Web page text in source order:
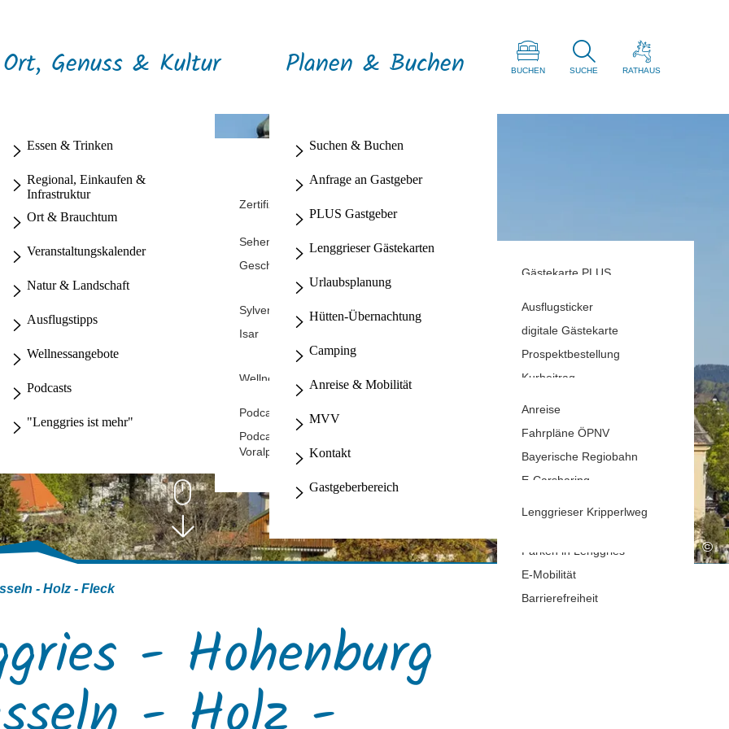
Langlauf & Skaten
Familien Winter
Ort, Genuss & Kultur
Essen & Trinken
Regional, Einkaufen &
Infrastruktur
Zertifizierte Produkte und
Unternehmen aus Lenggries
Einkaufen in Lenggries
Ort & Brauchtum
Sehenswertes
Geschichte & Historie
Lebendiges Brauchtum
Museum
Kräuterort Lenggries
Flößerdorf Lenggries
Veranstaltungskalender
Natur & Landschaft
Sylvensteinsee
Isar
Naturschutz
Ausflugstipps
Wellnessangebote
Wellness auf dem Holzerhof
Podcasts
Podcast - dochDort
Podcast - Die
Voralpenflüsterer
"Lenggries ist mehr"
Planen & Buchen
Suchen & Buchen
Anfrage an Gastgeber
PLUS Gastgeber
Lenggrieser Gästekarten
Gästekarte PLUS
Urlaubsplanung
Ausflugsticker
digitale Gästekarte
Prospektbestellung
Kurbeitrag
Reiseversicherung
Hütten-Übernachtung
Camping
Anreise & Mobilität
Anreise
Fahrpläne ÖPNV
Bayerische Regiobahn
E-Carsharing
Parken in Lenggries
E-Mobilität
Barrierefreiheit
MVV
Kontakt
Gastgeberbereich
Lenggrieser Kripperlweg
BUCHEN SUCHE RATHAUS
©
- Holz - Fleck
- Hohenburg